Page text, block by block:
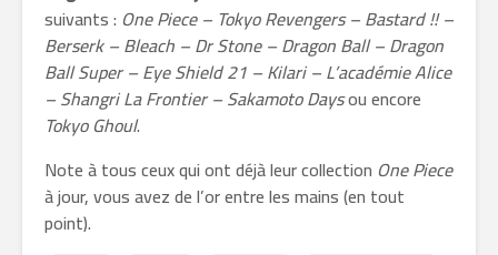
suivants : One Piece – Tokyo Revengers – Bastard !! –
Berserk – Bleach – Dr Stone – Dragon Ball – Dragon
Ball Super – Eye Shield 21 – Kilari – L’académie Alice
– Shangri La Frontier – Sakamoto Daysou encore
Tokyo Ghoul.
Note à tous ceux qui ont déjà leur collection One Piece
à jour, vous avez de l’or entre les mains (en tout
point).